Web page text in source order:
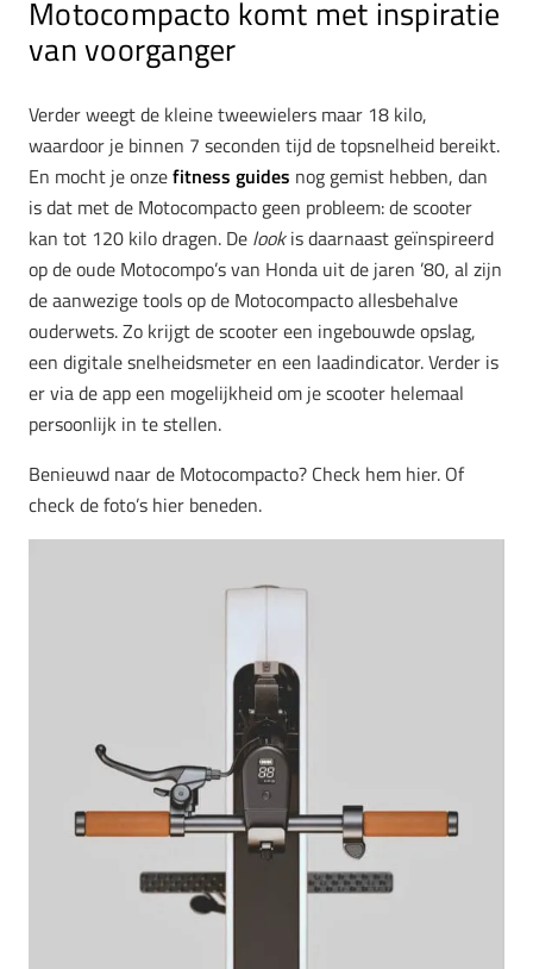
Motocompacto komt met inspiratie
van voorganger
Verder weegt de kleine tweewielers maar 18 kilo,
waardoor je binnen 7 seconden tijd de topsnelheid bereikt.
En mocht je onzefitness guides nog gemist hebben, dan
is dat met de Motocompacto geen probleem: de scooter
kan tot 120 kilo dragen. De lookis daarnaast geïnspireerd
op de oude Motocompo’s van Honda uit de jaren ’80, al zijn
de aanwezige tools op de Motocompacto allesbehalve
ouderwets. Zo krijgt de scooter een ingebouwde opslag,
een digitale snelheidsmeter en een laadindicator. Verder is
er via de app een mogelijkheid om je scooter helemaal
persoonlijk in te stellen.
Benieuwd naar de Motocompacto? Check hem hier. Of
check de foto’s hier beneden.